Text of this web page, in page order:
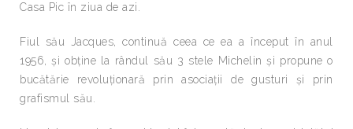
Casa Pic în ziua de azi.
Fiul său Jacques, continuă ceea ce ea a început în anul
1956, și obține la rândul său 3 stele Michelin și propune o
bucătărie revoluționară prin asociații de gusturi și prin
grafismul său.